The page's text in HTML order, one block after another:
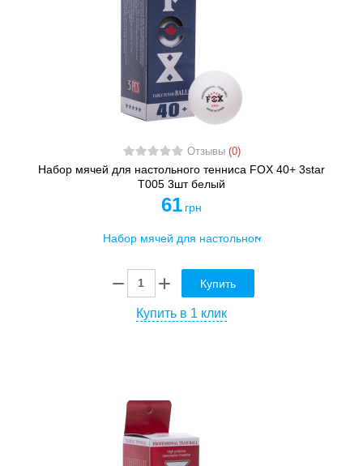
Отзывы (0)
Набор мячей для настольного тенниса FOX 40+ 3star
T005 3шт белый
61 грн
Купить
Купить в 1 клик